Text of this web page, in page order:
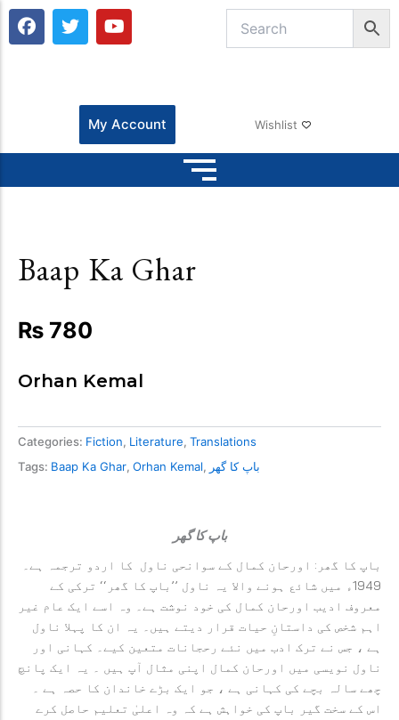
F
a
T
w
e
Y
o
b
e
My Account Wishlist
Baap Ka Ghar
₨ 780
Orhan Kemal
Categories: Fiction, Literature, Translations
Tags: Baap Ka Ghar, Orhan Kemal, باپ کا گھر
باپ کا گھر
باپ کا گھر: اورحان کمال کے سوانحی ناول کا اردو ترجمہ ہے۔
1949ء میں شائع ہونے والا یہ ناول ’’باپ کا گھر‘‘ ترکی کے
معروف ادیب اورحان کمال کی خود نوشت ہے۔ وہ اسے ایک عام غیر
اہم شخص کی داستانِ حیات قرار دیتے ہیں۔ یہ ان کا پہلا ناول
ہے ، جس نے ترک ادب میں نئے رحجانات متعین کیے۔ کہانی اور
ناول نویسی میں اورحان کمال اپنی مثال آپ ہیں ۔ یہ ایک پانچ
چھے سالہ بچے کی کہانی ہے ، جو ایک بڑے خاندان کا حصہ ہے ۔
اس کے سخت گیر باپ کی خواہش ہے کہ وہ اعلیٰ تعلیم حاصل کرے